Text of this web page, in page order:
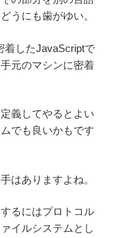
うにも歯がゆい。
着したJavaScriptで
元のマシンに密着
義してやるとよい
でも良いかもです
はありますよね。
るにはプロトコル
イルシステムとし